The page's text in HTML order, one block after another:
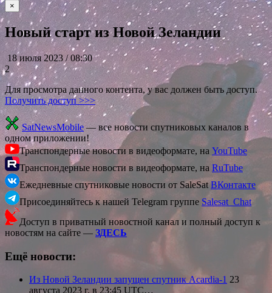
×
Новый старт из Новой Зеландии
18 июля 2023 / 08:30
2
Для просмотра данного контента, у вас должен быть доступ.
Получить доступ >>>
SatNewsMobile— все новости спутниковых каналов в
одном приложении!
Транспондерные новости в видеоформате, на YouTube
Транспондерные новости в видеоформате, на RuTube
Ежедневные спутниковые новости от SaleSatВКонтакте
Присоединяйтесь к нашей Telegram группе Salesat_Chat
Доступ в приватный новостной канал и полный доступ к
новостям на сайте — ЗДЕСЬ
Ещё новости:
Из Новой Зеландии запущен спутник Acardia-1 23
августа 2023 г. в 23:45 UTC…